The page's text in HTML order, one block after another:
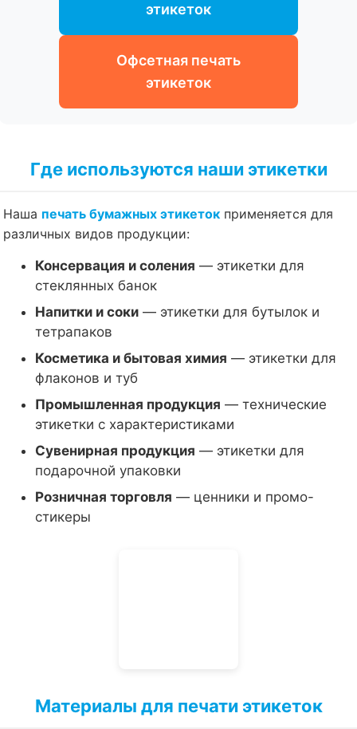
этикеток
Офсетная печать
этикеток
Где используются наши этикетки
Наша печать бумажных этикеток применяется для
различных видов продукции:
Консервация и соления — этикетки для
стеклянных банок
Напитки и соки — этикетки для бутылок и
тетрапаков
Косметика и бытовая химия — этикетки для
флаконов и туб
Промышленная продукция — технические
этикетки с характеристиками
Сувенирная продукция — этикетки для
подарочной упаковки
Розничная торговля — ценники и промо-
стикеры
Материалы для печати этикеток